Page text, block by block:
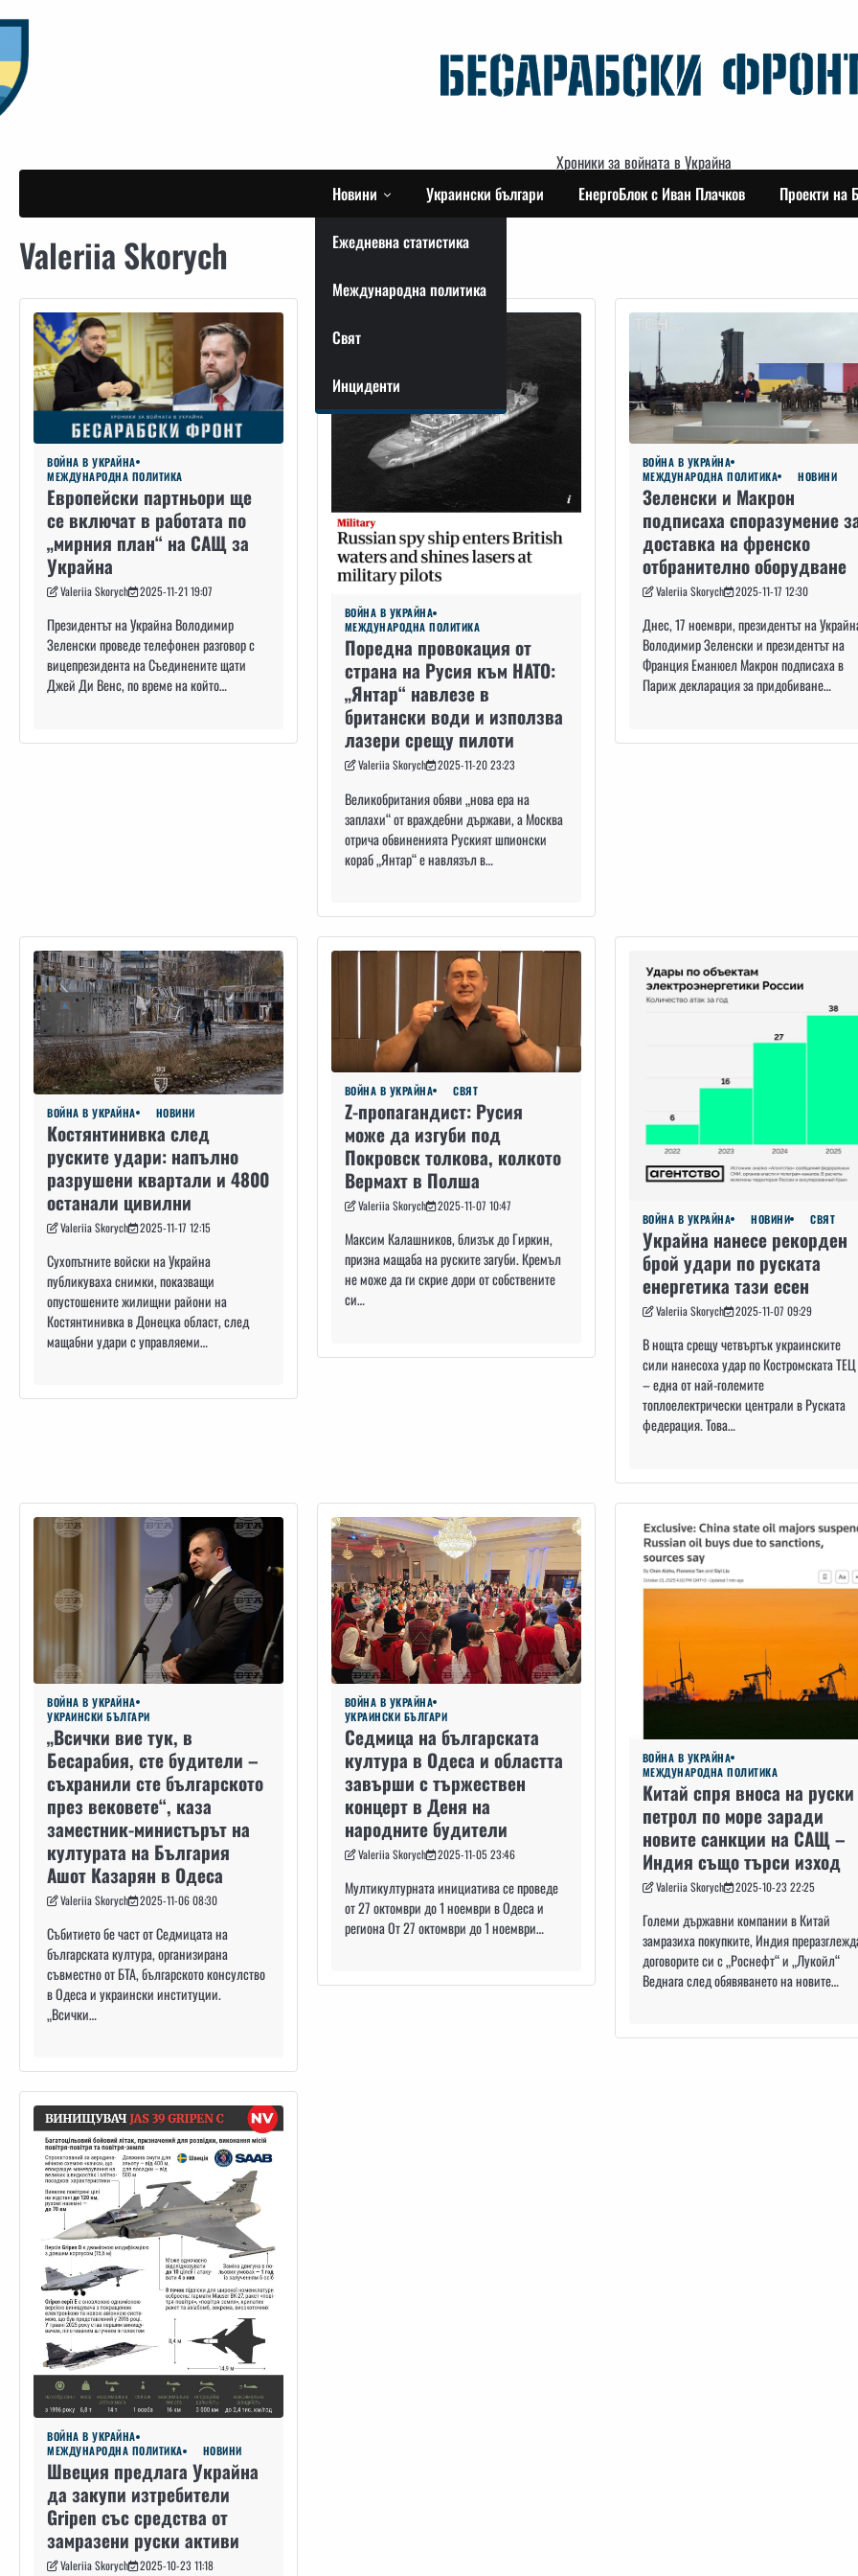
to
content
Хроники за войната в Украйна
Новини
Ежедневна статистика
Международна политика
Свят
Инциденти
Украински българи ЕнергоБлок с Иван Плачков Проекти на
Valeriia Skorych
ВОЙНА В УКРАЙНА
МЕЖДУНАРОДНА ПОЛИТИКА
Европейски партньори ще
се включат в работата по
„мирния план“ на САЩ за
Украйна
Valeriia Skorych 2025-11-21 19:07
Президентът на Украйна Володимир
Зеленски проведе телефонен разговор с
вицепрезидента на Съединените щати
Джей Ди Венс, по време на който…
ВОЙНА В УКРАЙНА
МЕЖДУНАРОДНА ПОЛИТИКА
Поредна провокация от
страна на Русия към НАТО:
„Янтар“ навлезе в
британски води и използва
лазери срещу пилоти
Valeriia Skorych 2025-11-20 23:23
Великобритания обяви „нова ера на
заплахи“ от враждебни държави, а Москва
отрича обвиненията Руският шпионски
кораб „Янтар“ е навлязъл в…
ВОЙНА В УКРАЙНА
МЕЖДУНАРОДНА ПОЛИТИКА
НОВИНИ
Зеленски и Макрон
подписаха споразумение
доставка на френско
отбранително оборудване
Valeriia Skorych 2025-11-17 12:30
Днес, 17 ноември, президентът на
Володимир Зеленски и президентът на
Франция Еманюел Макрон подписаха в
Париж декларация за придобиване…
ВОЙНА В УКРАЙНА НОВИНИ
Костянтинивка след
руските удари: напълно
разрушени квартали и 4800
останали цивилни
Valeriia Skorych 2025-11-17 12:15
Сухопътните войски на Украйна
публикуваха снимки, показващи
опустошените жилищни райони на
Костянтинивка в Донецка област, след
мащабни удари с управляеми…
ВОЙНА В УКРАЙНА СВЯТ
Z-пропагандист: Русия
може да изгуби под
Покровск толкова, колкото
Вермахт в Полша
Valeriia Skorych 2025-11-07 10:47
Максим Калашников, близък до Гиркин,
призна мащаба на руските загуби. Кремъл
не може да ги скрие дори от собствените
си…
ВОЙНА В УКРАЙНА НОВИНИ СВЯТ
Украйна нанесе рекорден
брой удари по руската
енергетика тази есен
Valeriia Skorych 2025-11-07 09:29
В нощта срещу четвъртък украинските
сили нанесоха удар по Костромската ТЕЦ
– една от най-големите
топлоелектрически централи в Руската
федерация. Това…
ВОЙНА В УКРАЙНА
УКРАИНСКИ БЪЛГАРИ
„Всички вие тук, в
Бесарабия, сте будители –
съхранили сте българското
през вековете“, каза
заместник-министърът на
културата на България
Ашот Казарян в Одеса
Valeriia Skorych 2025-11-06 08:30
Събитието бе част от Седмицата на
българската култура, организирана
съвместно от БТА, българското консулство
в Одеса и украински институции.
„Всички…
ВОЙНА В УКРАЙНА
УКРАИНСКИ БЪЛГАРИ
Седмица на българската
култура в Одеса и областта
завърши с тържествен
концерт в Деня на
народните будители
Valeriia Skorych 2025-11-05 23:46
Мултикултурната инициатива се проведе
от 27 октомври до 1 ноември в Одеса и
региона От 27 октомври до 1 ноември…
ВОЙНА В УКРАЙНА
МЕЖДУНАРОДНА ПОЛИТИКА
Китай спря вноса на руски
петрол по море заради
новите санкции на САЩ –
Индия също търси изход
Valeriia Skorych 2025-10-23 22:25
Големи държавни компании в Китай
замразиха покупките, Индия
договорите си с „Роснефт“ и „Лукойл“
Веднага след обявяването на новите…
ВОЙНА В УКРАЙНА
МЕЖДУНАРОДНА ПОЛИТИКА
НОВИНИ
Швеция предлага Украйна
да закупи изтребители
Gripen със средства от
замразени руски активи
Valeriia Skorych 2025-10-23 11:18